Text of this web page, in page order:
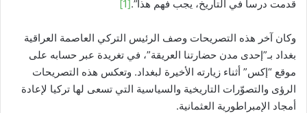
قدمت درساً في التاريخ، يجب فهم هذا”.[1]
وكان آخر هذه التصريحات وصف الرئيس التركي العاصمة العراقية
بغداد بـ”إحدى مدن حضارتنا العريقة”، في تغريدة عبر حسابه على
موقع “إكس” أثناء زيارته الأخيرة لبغداد. وتعكس هذه التصريحات
الرؤى والتصوّرات التاريخية والسياسية التي تسعى لها تركيا لإعادة
أمجاد الإمبراطورية العثمانية.